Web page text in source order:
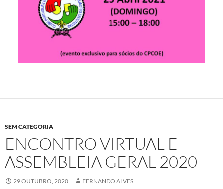
SEM CATEGORIA
ENCONTRO VIRTUAL E
ASSEMBLEIA GERAL 2020
29 OUTUBRO, 2020 FERNANDO ALVES